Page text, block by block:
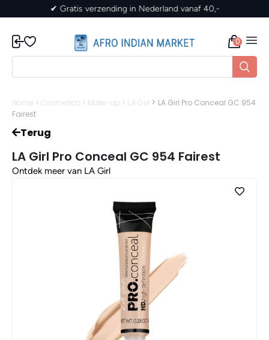
✔ Gratis verzending in Nederland vanaf 40,-
0
Home > Cosmetica > Make-up > L.A Girl > LA Girl Pro Conceal GC 954
Fairest
Terug
LA Girl Pro Conceal GC 954 Fairest
Ontdek meer van LA Girl